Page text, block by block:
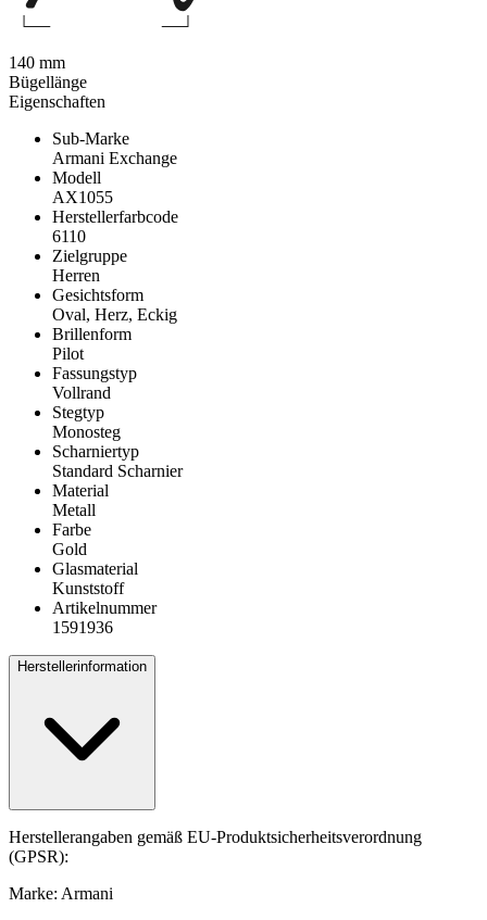
Eigenschaften
Sub-Marke
Armani Exchange
Modell
AX1055
Herstellerfarbcode
6110
Zielgruppe
Herren
Gesichtsform
Oval, Herz, Eckig
Brillenform
Pilot
Fassungstyp
Vollrand
Stegtyp
Monosteg
Scharniertyp
Standard Scharnier
Material
Metall
Farbe
Gold
Glasmaterial
Kunststoff
Artikelnummer
1591936
Herstellerinformation
Herstellerangaben gemäß EU-Produktsicherheitsverordnung
(GPSR):
Marke: Armani
140 mm
Bügellänge